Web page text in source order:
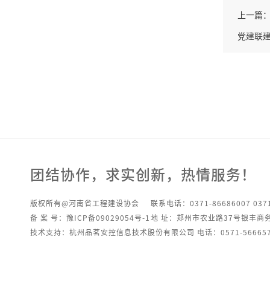
上一篇
党建联
团结协作，求实创新，热情服务！
版权所有@河南省工程建设协会
联系电话：0371-86686007
备 案 号：豫ICP备09029054号-1 地 址：郑州市农业路37号银丰商
技术支持：杭州品茗安控信息技术股份有限公司 电话：0571-